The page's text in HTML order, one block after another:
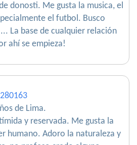
donosti. Me gusta la musica, el
el futbol. Busco
La base de cualquier relación
ahí se empieza!
de Lima.
y reservada. Me gusta la
humano. Adoro la naturaleza y